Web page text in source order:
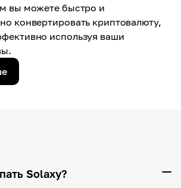
вы можете быстро и
конвертировать криптовалюту,
используя ваши
Solaxy?